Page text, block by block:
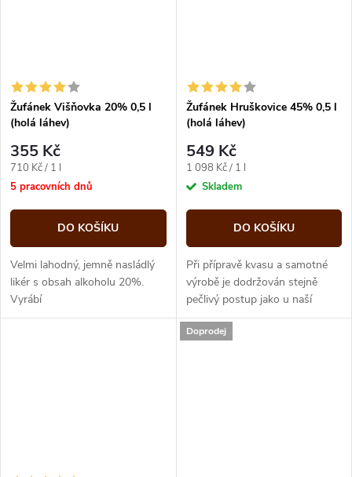
Žufánek Višňovka 20% 0,5 l
(holá láhev)
355 Kč
Měrná
cena:
710 Kč / 1 l
5 pracovních dnů
DO KOŠÍKU
Velmi lahodný, jemně nasládlý
likér s obsah alkoholu 20%.
Vyrábí
se macerováním speciální
Žufánek Hruškovice 45% 0,5 l
(holá láhev)
549 Kč
Měrná
cena:
1 098 Kč / 1 l
Skladem
DO KOŠÍKU
Při přípravě kvasu a samotné
výrobě je dodržován stejně
pečlivý postup jako u naší
slivovice. Vybíráme proto jen ty
nejkvalitnější hrušky odrůdy...
Doprodej